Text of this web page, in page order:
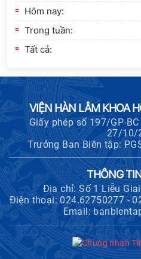
Hội nghị Lãnh đạo Viện Hàn
Khoa học xã hội Việt Nam làm
với Ban Chủ nhiệm các
Hội thảo khoa học "Kinh tế
6 tháng đầu năm 2026:
động lực và triển vọng phát
Hội nghị Ban Chỉ đạo về dữ
Hàn lâm Khoa học xã hội Việt
Hội thảo quốc tế "Không gian
triển Việt Nam trong kỷ
Định hướng chiến lược và lựa
Hôm nay:
Trong tuần:
Tất cả:
VIỆN HÀN LÂM KHOA
Giấy phép số 197/GP-
27/10/
Trưởng Ban Biên tập:
THÔNG
Địa chỉ: Số 1 Liễu
Điện thoại: 024.62750277 -
Email: